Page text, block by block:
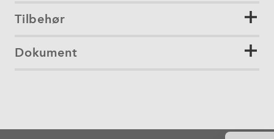
Tilbehør
Dokument